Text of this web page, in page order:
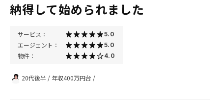
納得して始められました
サービス： 5.0
エージェント： 5.0
物件： 4.0
20代後半 / 年収400万円台 /